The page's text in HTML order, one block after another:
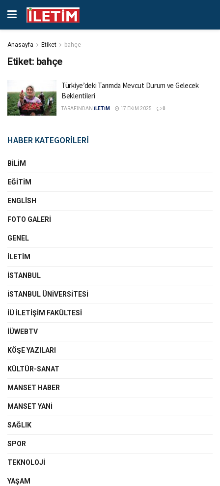
Anasayfa Etiket bahçe
Etiket: bahçe
Türkiye’deki Tarımda Mevcut Durum ve Gelecek
Beklentileri
TARAFINDAN İLETİM 17 EKIM 2025 0
HABER KATEGORİLERİ
BILIM
EĞITIM
ENGLISH
FOTO GALERI
GENEL
İLETIM
İSTANBUL
İSTANBUL ÜNIVERSITESI
İÜ İLETIŞIM FAKÜLTESI
İÜWEBTV
KÖŞE YAZILARI
KÜLTÜR-SANAT
MANSET HABER
MANSET YANI
SAĞLIK
SPOR
TEKNOLOJI
YAŞAM